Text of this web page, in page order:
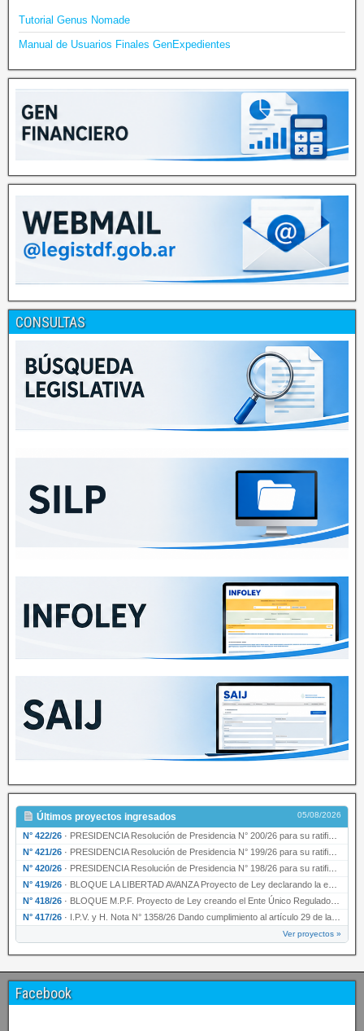
Tutorial Genus Nomade
Manual de Usuarios Finales GenExpedientes
CONSULTAS
Últimos proyectos ingresados 05/08/2026
N° 422/26 · PRESIDENCIA Resolución de Presidencia N° 200/26 para su ratificación.
N° 421/26 · PRESIDENCIA Resolución de Presidencia N° 199/26 para su ratificación.
N° 420/26 · PRESIDENCIA Resolución de Presidencia N° 198/26 para su ratificación.
N° 419/26 · BLOQUE LA LIBERTAD AVANZA Proyecto de Ley declarando la esencialidad del servicio educativ…
N° 418/26 · BLOQUE M.P.F. Proyecto de Ley creando el Ente Único Regulador de servicios públicos de la …
N° 417/26 · I.P.V. y H. Nota N° 1358/26 Dando cumplimiento al artículo 29 de la Ley provincial N° 1399…
Ver proyectos »
Facebook